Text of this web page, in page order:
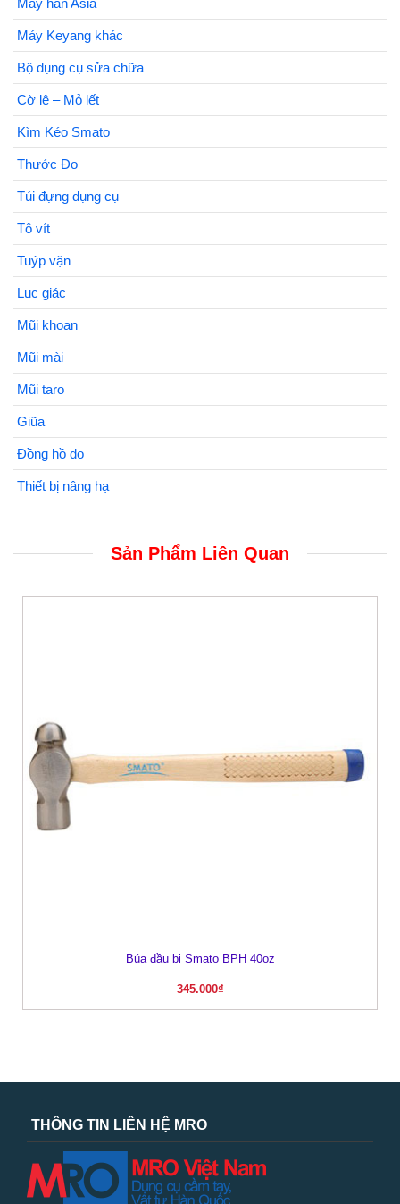
Máy hàn Asia
Máy Keyang khác
Bộ dụng cụ sửa chữa
Cờ lê – Mỏ lết
Kìm Kéo Smato
Thước Đo
Túi đựng dụng cụ
Tô vít
Tuýp vặn
Lục giác
Mũi khoan
Mũi mài
Mũi taro
Giũa
Đồng hồ đo
Thiết bị nâng hạ
Sản Phẩm Liên Quan
Búa đầu bi Smato BPH 40oz
345.000₫
THÔNG TIN LIÊN HỆ MRO